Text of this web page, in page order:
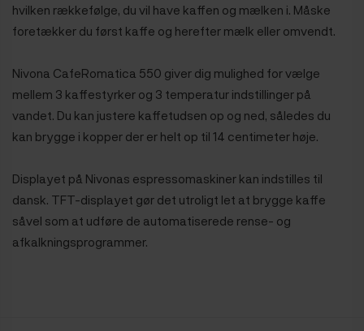
hvilken rækkefølge, du vil have kaffen og mælken i. Måske
foretækker du først kaffe og herefter mælk eller omvendt.
Nivona CafeRomatica 550 giver dig mulighed for vælge
mellem 3 kaffestyrker og 3 temperatur indstillinger på
vandet. Du kan justere kaffetudsen op og ned, således du
kan brygge i kopper der er helt op til 14 centimeter høje.
Displayet på Nivonas espressomaskiner kan indstilles til
dansk. TFT-displayet gør det utroligt let at brygge kaffe
såvel som at udføre de automatiserede rense- og
afkalkningsprogrammer.